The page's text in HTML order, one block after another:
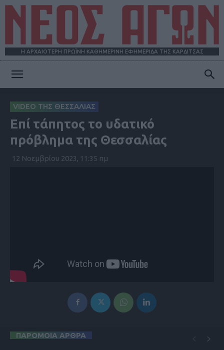
Η ΑΡΧΑΙΟΤΕΡΗ ΠΡΩΪΝΗ ΚΑΘΗΜΕΡΙΝΗ ΕΦΗΜΕΡΙΔΑ ΤΗΣ ΚΑΡΔΙΤΣΑΣ
ΑΓΩΝ
VIDEO ΤΗΣ ΘΕΣΣΑΛΙΑΣ
Επί τάπητος το υδατικό
πρόβλημα της Θεσσαλίας
12 Νοεμβρίου 2023, 11:35 πμ
ΠΑΡΟΜΟΙΑ ΑΡΘΡΑ